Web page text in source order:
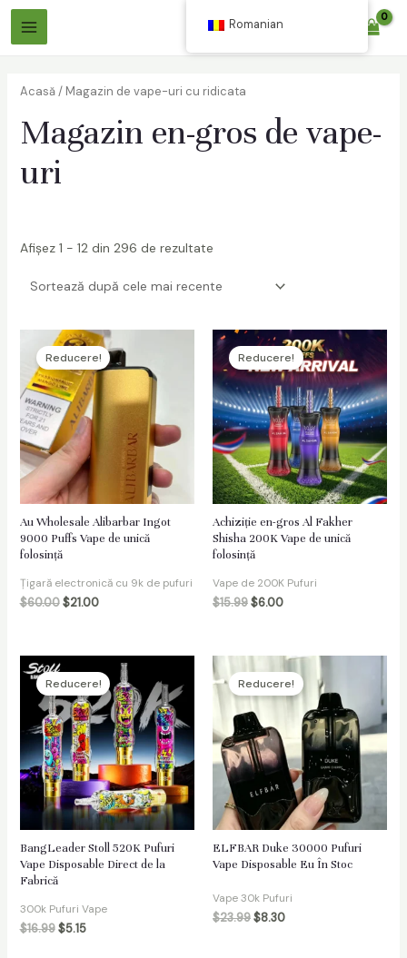
Sari
Meniu
Acasă/ Magazin de vape-uri cu ridicata
Magazin en-gros de vape-
uri
Afișez 1 - 12 din 296 de rezultate
Reducere!
Au Wholesale Alibarbar Ingot
9000 Puffs Vape de unică
folosință
Țigară electronică cu 9k de pufuri
$60.00 $21.00
Reducere!
Achiziție en-gros Al Fakher
Shisha 200K Vape de unică
folosință
Vape de 200K Pufuri
$15.99$6.00
Reducere!
BangLeader Stoll 520K Pufuri
Vape Disposable Direct de la
Fabrică
300k Pufuri Vape
$16.99 $5.15
Reducere!
ELFBAR Duke 30000 Pufuri
Vape Disposable Eu În Stoc
Vape 30k Pufuri
$23.99$8.30
Romanian